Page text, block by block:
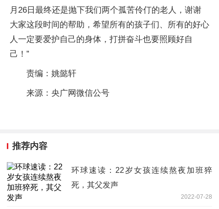
月26日最终还是抛下我们两个孤苦伶仃的老人，谢谢
大家这段时间的帮助，希望所有的孩子们、所有的好心
人一定要爱护自己的身体，打拼奋斗也要照顾好自
己！”
责编：姚懿轩
来源：央广网微信公号
推荐内容
环球速读：22岁女孩连续熬夜加班猝
死，其父发声
2022-07-28